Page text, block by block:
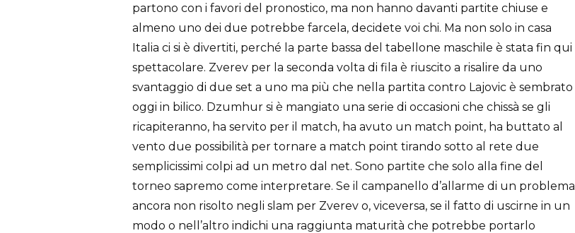
partono con i favori del pronostico, ma non hanno davanti partite chiuse e
almeno uno dei due potrebbe farcela, decidete voi chi. Ma non solo in casa
Italia ci si è divertiti, perché la parte bassa del tabellone maschile è stata fin qui
spettacolare. Zverev per la seconda volta di fila è riuscito a risalire da uno
svantaggio di due set a uno ma più che nella partita contro Lajovic è sembrato
oggi in bilico. Dzumhur si è mangiato una serie di occasioni che chissà se gli
ricapiteranno, ha servito per il match, ha avuto un match point, ha buttato al
vento due possibilità per tornare a match point tirando sotto al rete due
semplicissimi colpi ad un metro dal net. Sono partite che solo alla fine del
torneo sapremo come interpretare. Se il campanello d’allarme di un problema
ancora non risolto negli slam per Zverev o, viceversa, se il fatto di uscirne in un
modo o nell’altro indichi una raggiunta maturità che potrebbe portarlo